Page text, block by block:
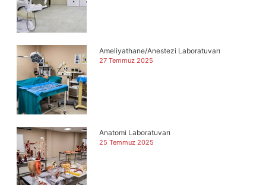
Ameliyathane/Anestezi Laboratuvarı
27 Temmuz 2025
Anatomi Laboratuvarı
25 Temmuz 2025